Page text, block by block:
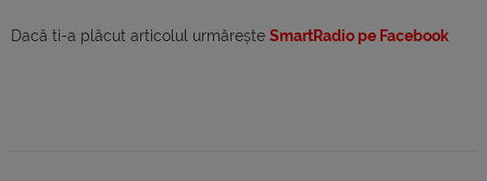
Dacă ti-a plăcut articolul urmărește SmartRadio pe Facebook